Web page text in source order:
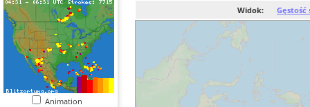
Animation
Widok: Gęstość